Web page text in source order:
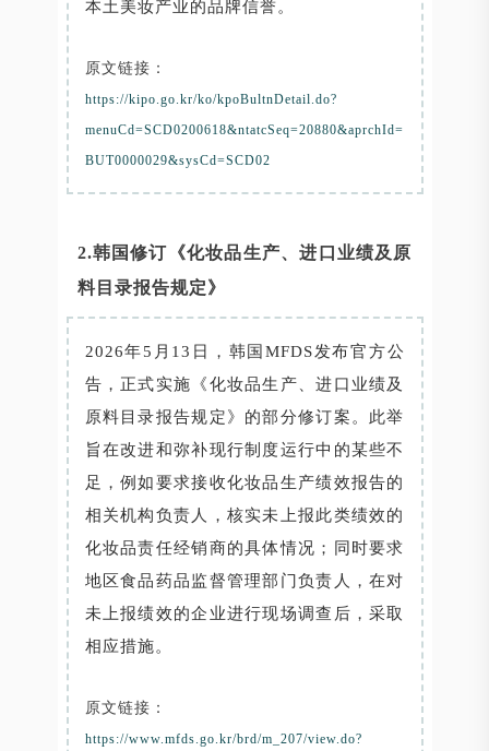
本土美妆产业的品牌信誉。
原文链接：
https://kipo.go.kr/ko/kpoBultnDetail.do?
menuCd=SCD0200618&ntatcSeq=20880&aprchId=
BUT0000029&sysCd=SCD02
2.韩国修订《化妆品生产、进口业绩及原
料目录报告规定》
2026年5月13日，韩国MFDS发布官方公
告，正式实施《化妆品生产、进口业绩及
原料目录报告规定》的部分修订案。此举
旨在改进和弥补现行制度运行中的某些不
足，例如要求接收化妆品生产绩效报告的
相关机构负责人，核实未上报此类绩效的
化妆品责任经销商的具体情况；同时要求
地区食品药品监督管理部门负责人，在对
未上报绩效的企业进行现场调查后，采取
相应措施。
原文链接：
https://www.mfds.go.kr/brd/m_207/view.do?